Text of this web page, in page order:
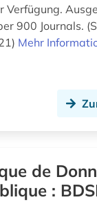
Verfügung.
900 Journals.
Mehr
de
: